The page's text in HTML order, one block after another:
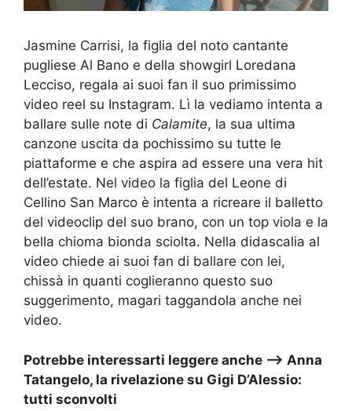
Jasmine Carrisi, la figlia del noto cantante
pugliese Al Bano e della showgirl Loredana
Lecciso, regala ai suoi fan il suo primissimo
video reel su Instagram. Lì la vediamo intenta a
ballare sulle note di Calamite, la sua ultima
canzone uscita da pochissimo su tutte le
piattaforme e che aspira ad essere una vera hit
dell’estate. Nel video la figlia del Leone di
Cellino San Marco è intenta a ricreare il balletto
del videoclip del suo brano, con un top viola e la
bella chioma bionda sciolta. Nella didascalia al
video chiede ai suoi fan di ballare con lei,
chissà in quanti coglieranno questo suo
suggerimento, magari taggandola anche nei
video.
Potrebbe interessarti leggere anche –> Anna
Tatangelo, la rivelazione su Gigi D’Alessio:
tutti sconvolti